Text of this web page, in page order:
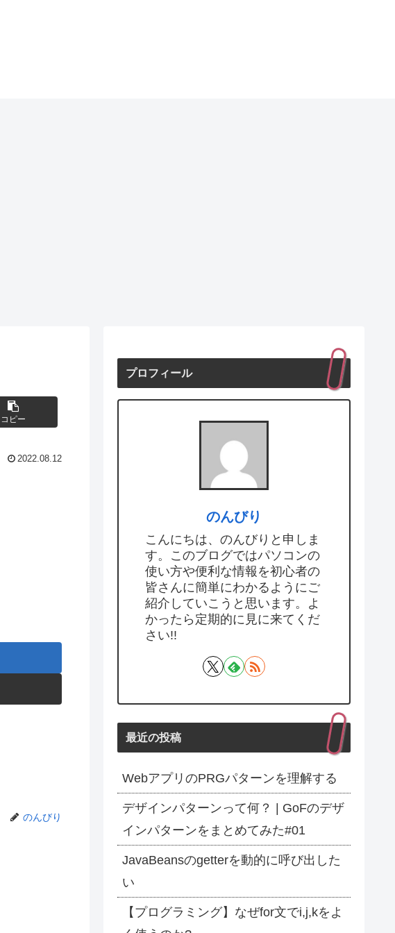
コピー
2022.08.12
のんびり
プロフィール
のんびり
こんにちは、のんびりと申しま
す。このブログではパソコンの
使い方や便利な情報を初心者の
皆さんに簡単にわかるようにご
紹介していこうと思います。よ
かったら定期的に見に来てくだ
さい!!
最近の投稿
WebアプリのPRGパターンを理解する
デザインパターンって何？ | GoFのデザ
インパターンをまとめてみた#01
JavaBeansのgetterを動的に呼び出した
い
【プログラミング】なぜfor文でi,j,kをよ